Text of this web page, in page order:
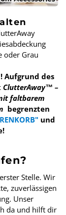
oder Grau
Aufgrund des
ClutterAway™ –
faltbarem
begrenzten
und
Stelle. Wir
zuverlässigen
Unser
da und hilft dir